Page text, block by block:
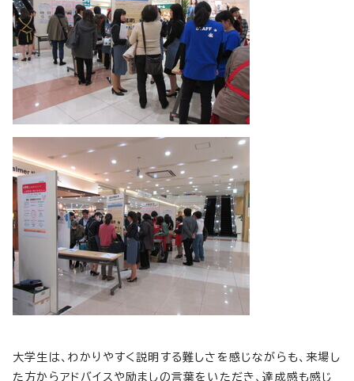
大学生は、わかりやすく説明する難しさを感じながらも、来場し
た方からアドバイスや励ましの言葉をいただき、達成感も感じ